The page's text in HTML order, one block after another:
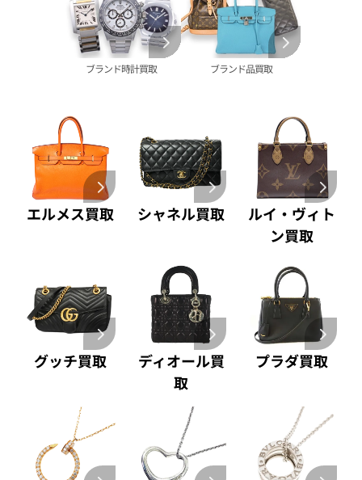
金コンビ 買取
プラチナ 買取
プラチナインゴット 買取
Pt1000 買取
Pt900 買取
Pt850 買取
Pt&Pm 買取
銀･シルバー 買取
パラジウム 買取
買取可能な商品をもっと見る
ブライトリング
ヴァシュロン・コンスタンタン 買取
A. ランゲ&
パネライ 買取
ブルガリ 買取
フランク ミュラー 買取
IWC 買取
買取可能な商品をもっと見る
ブランド時計買取 ブランド品買取
エルメス買取 シャネル買取
ルイ・ヴィト
ン買取
グッチ買取
ディオール買
取
プラダ買取